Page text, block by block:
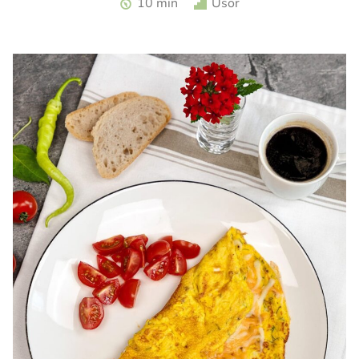
10 min Usor